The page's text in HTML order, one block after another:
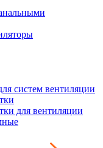
систем вентиляции
для вентиляции